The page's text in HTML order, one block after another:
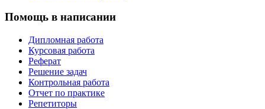
Помощь в написании
Дипломная работа
Курсовая работа
Реферат
Решение задач
Контрольная работа
Отчет по практике
Репетиторы